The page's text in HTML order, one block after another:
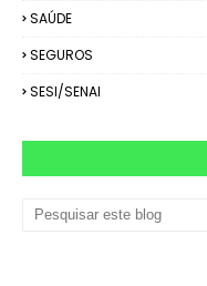
SAÚDE
SEGUROS
SESI/SENAI